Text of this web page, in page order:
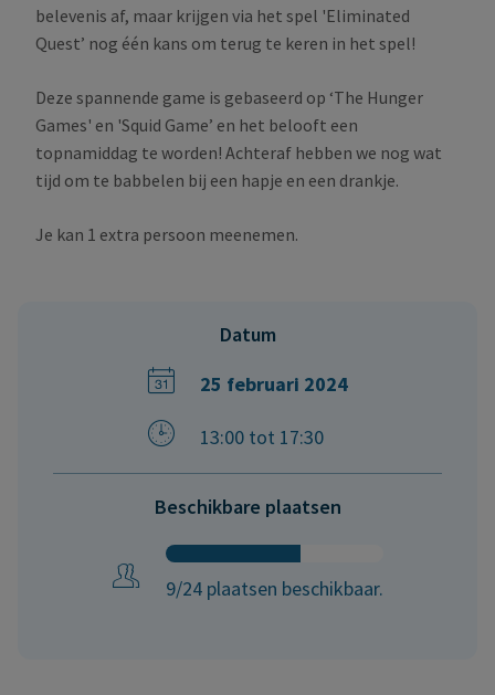
belevenis af, maar krijgen via het spel 'Eliminated
Quest’ nog één kans om terug te keren in het spel!
Deze spannende game is gebaseerd op ‘The Hunger
Games' en 'Squid Game’ en het belooft een
topnamiddag te worden! Achteraf hebben we nog wat
tijd om te babbelen bij een hapje en een drankje.
Je kan 1 extra persoon meenemen.
Datum
25 februari 2024
13:00 tot 17:30
Beschikbare plaatsen
9/24 plaatsen beschikbaar.